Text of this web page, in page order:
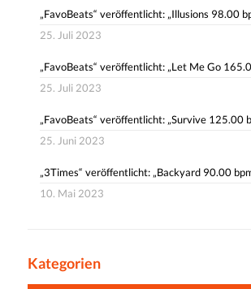
„FavoBeats“ veröffentlicht: „Illusions 98.00
25. Juli 2023
„FavoBeats“ veröffentlicht: „Let Me Go
25. Juli 2023
„FavoBeats“ veröffentlicht: „Survive 125.00
25. Juni 2023
„3Times“ veröffentlicht: „Backyard 90.00
10. Mai 2023
Kategorien